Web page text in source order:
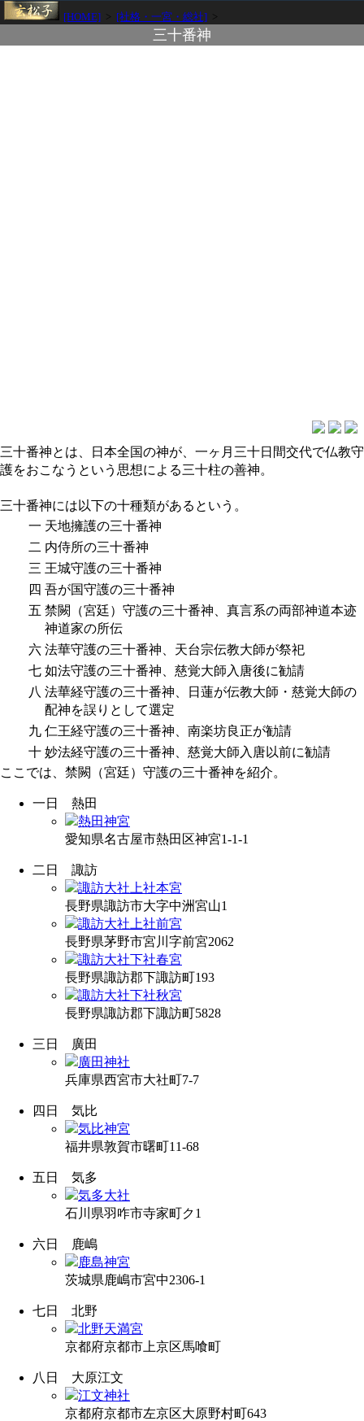
[HOME] [社格・一宮・総社]
三十番神
三十番神とは、日本全国の神が、一ヶ月三十日間交代で仏教守
護をおこなうという思想による三十柱の善神。
三十番神には以下の十種類があるという。
一 天地擁護の三十番神
二 内侍所の三十番神
三 王城守護の三十番神
四 吾が国守護の三十番神
五 禁闕（宮廷）守護の三十番神、真言系の両部神道本迹
神道家の所伝
六 法華守護の三十番神、天台宗伝教大師が祭祀
七 如法守護の三十番神、慈覚大師入唐後に勧請
八 法華経守護の三十番神、日蓮が伝教大師・慈覚大師の
配神を誤りとして選定
九 仁王経守護の三十番神、南楽坊良正が勧請
十 妙法経守護の三十番神、慈覚大師入唐以前に勧請
ここでは、禁闕（宮廷）守護の三十番神を紹介。
一日
熱田
熱田神宮
愛知県名古屋市熱田区神宮1-1-1
二日
諏訪
諏訪大社上社本宮
長野県諏訪市大字中洲宮山1
諏訪大社上社前宮
長野県茅野市宮川字前宮2062
諏訪大社下社春宮
長野県諏訪郡下諏訪町193
諏訪大社下社秋宮
長野県諏訪郡下諏訪町5828
三日
廣田
廣田神社
兵庫県西宮市大社町7-7
四日
気比
気比神宮
福井県敦賀市曙町11-68
五日
気多
気多大社
石川県羽咋市寺家町ク1
六日
鹿嶋
鹿島神宮
茨城県鹿嶋市宮中2306-1
七日
北野
北野天満宮
京都府京都市上京区馬喰町
八日
大原江文
江文神社
京都府京都市左京区大原野村町643